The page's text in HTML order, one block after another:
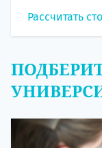
Рассчитать